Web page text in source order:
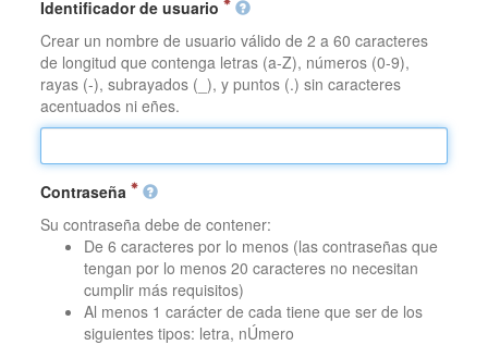
Identificador de usuario
Crear un nombre de usuario válido de 2 a 60 caracteres
de longitud que contenga letras (a-Z), números (0-9),
rayas (-), subrayados (_), y puntos (.) sin caracteres
acentuados ni eñes.
Contraseña
Su contraseña debe de contener:
De 6 caracteres por lo menos (las contraseñas que
tengan por lo menos 20 caracteres no necesitan
cumplir más requisitos)
Al menos 1 carácter de cada tiene que ser de los
siguientes tipos: letra, nÚmero